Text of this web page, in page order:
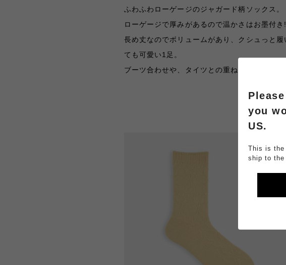
ふわふわローゲージのジャガード柄ソックス。
ローゲージで厚みがあるので温かさはお墨付き !
長め丈なのでボリュームがあり、 クシュっと履
ても可愛い1足。
ブーツ合わせや、タイツとの重ね履きも
you
US.
This is the
ship to the